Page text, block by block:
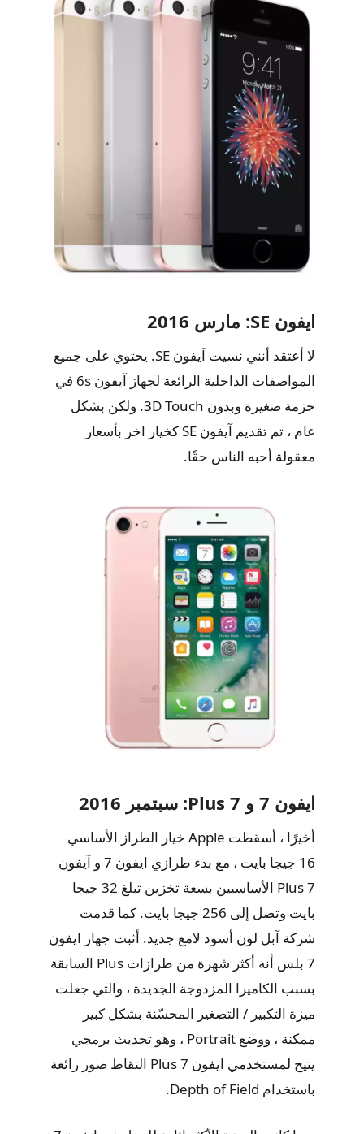
ايفون SE: مارس 2016
لا أعتقد أنني نسيت آيفون SE. يحتوي على جميع
المواصفات الداخلية الرائعة لجهاز آيفون 6s في
حزمة صغيرة وبدون 3D Touch. ولكن بشكل
عام ، تم تقديم آيفون SE كخيار اخر بأسعار
معقولة أحبه الناس حقًا.
ايفون 7 و 7 Plus: سبتمبر 2016
أخيرًا ، أسقطت Apple خيار الطراز الأساسي
16 جيجا بايت ، مع بدء طرازي ايفون 7 و آيفون
7 Plus الأساسيين بسعة تخزين تبلغ 32 جيجا
بايت وتصل إلى 256 جيجا بايت. كما قدمت
شركة آبل لون أسود لامع جديد. أثبت جهاز ايفون
7 بلس أنه أكثر شهرة من طرازات Plus السابقة
بسبب الكاميرا المزدوجة الجديدة ، والتي جعلت
ميزة التكبير / التصغير المحسّنة بشكل كبير
ممكنة ، ووضع Portrait ، وهو تحديث برمجي
يتيح لمستخدمي ايفون 7 Plus التقاط صور رائعة
باستخدام Depth of Field.